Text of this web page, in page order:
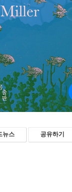
뉴스 공유하기